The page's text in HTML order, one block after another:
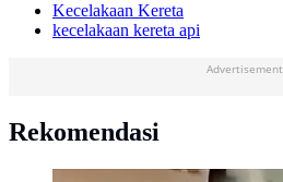
Kecelakaan Kereta
kecelakaan kereta api
Advertisement
Rekomendasi